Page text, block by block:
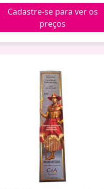
Cadastre-se para ver os
preços